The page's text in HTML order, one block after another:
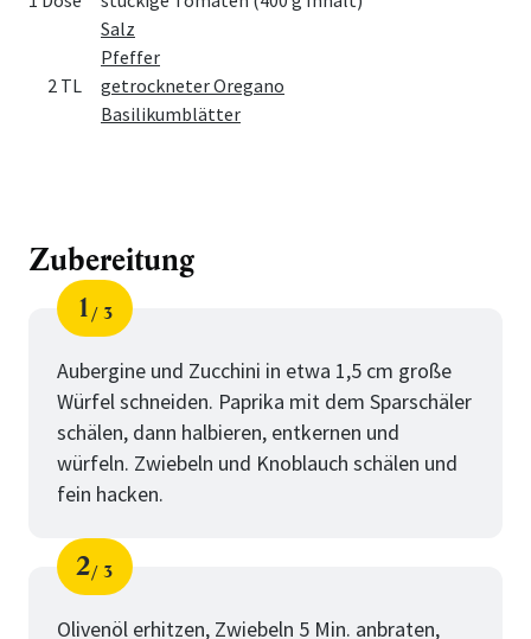
Salz
Pfeffer
2 TL
getrockneter Oregano
Basilikumblätter
Zubereitung
Schritt
1
von
3
Aubergine und Zucchini in etwa 1,5 cm große
Würfel schneiden. Paprika mit dem Sparschäler
schälen, dann halbieren, entkernen und
würfeln. Zwiebeln und Knoblauch schälen und
fein hacken.
Schritt
2
von
3
Olivenöl erhitzen, Zwiebeln 5 Min. anbraten,